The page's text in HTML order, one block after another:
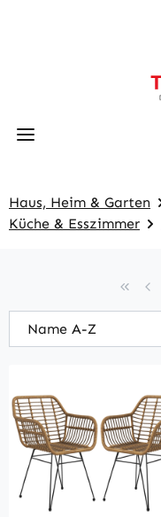
Haus, Heim & Garten
Küche & Esszimmer